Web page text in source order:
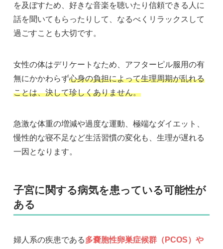
を及ぼすため、好きな音楽を聴いたり信頼できる人に
話を聞いてもらったりして、なるべくリラックスして
過ごすことも大切です。
女性の体はデリケートなため、アフターピル服用の有
無にかかわらず心身の負担によって生理周期が乱れる
ことは、決して珍しくありません。
急激な体重の増減や過度な運動、極端なダイエット、
慢性的な寝不足など生活習慣の変化も、生理が遅れる
一因となります。
子宮に関する病気を患っている可能性が
ある
婦人系の疾患である多嚢胞性卵巣症候群（PCOS）や